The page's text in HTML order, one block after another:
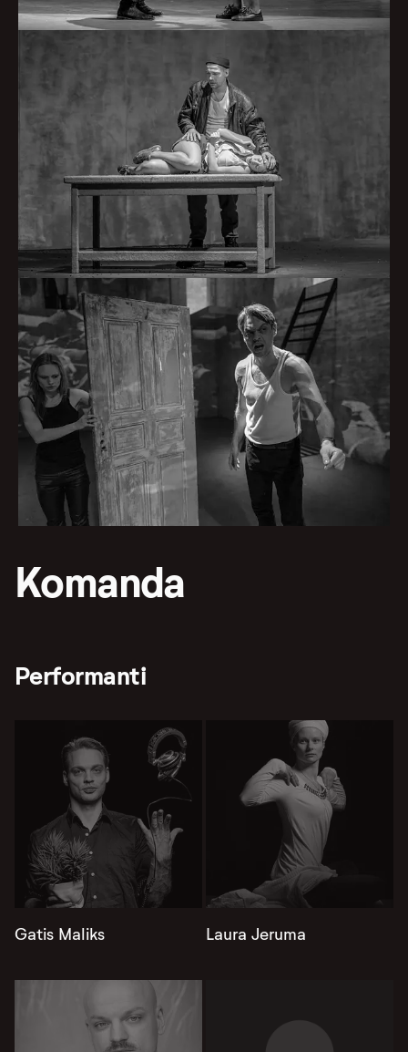
Komanda
Performanti
Gatis Maliks Laura Jeruma